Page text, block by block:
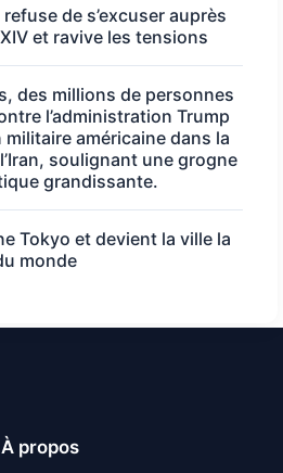
de s’excuser auprès
et ravive les tensions
des millions de personnes
l’administration Trump
militaire américaine dans la
soulignant une grogne
grandissante.
Tokyo et devient la ville la
monde
À propos